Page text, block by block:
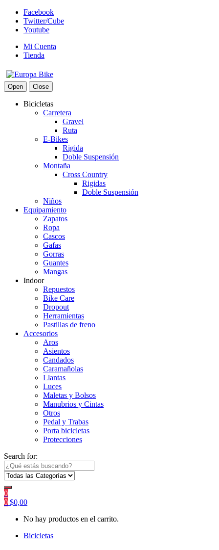
Facebook
Twitter/Cube
Youtube
Mi Cuenta
Tienda
Open Close
Bicicletas
Carretera
Gravel
Ruta
E-Bikes
Rigida
Doble Suspensión
Montaña
Cross Country
Rigidas
Doble Suspensión
Niños
Equipamiento
Zapatos
Ropa
Cascos
Gafas
Gorras
Guantes
Mangas
Indoor
Repuestos
Bike Care
Dropout
Herramientas
Pastillas de freno
Accesorios
Aros
Asientos
Candados
Caramañolas
Llantas
Luces
Maletas y Bolsos
Manubrios y Cintas
Otros
Pedal y Trabas
Porta bicicletas
Protecciones
Search for:
0
0 $0,00
No hay productos en el carrito.
Bicicletas